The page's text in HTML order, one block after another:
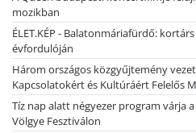
mozikban
ÉLET.KÉP - Balatonmáriafürdő:
évfordulóján
Három országos közgyűjtemény
Kapcsolatokért és Kultúráért Felelős
Tíz nap alatt négyezer program várja
Völgye Fesztiválon